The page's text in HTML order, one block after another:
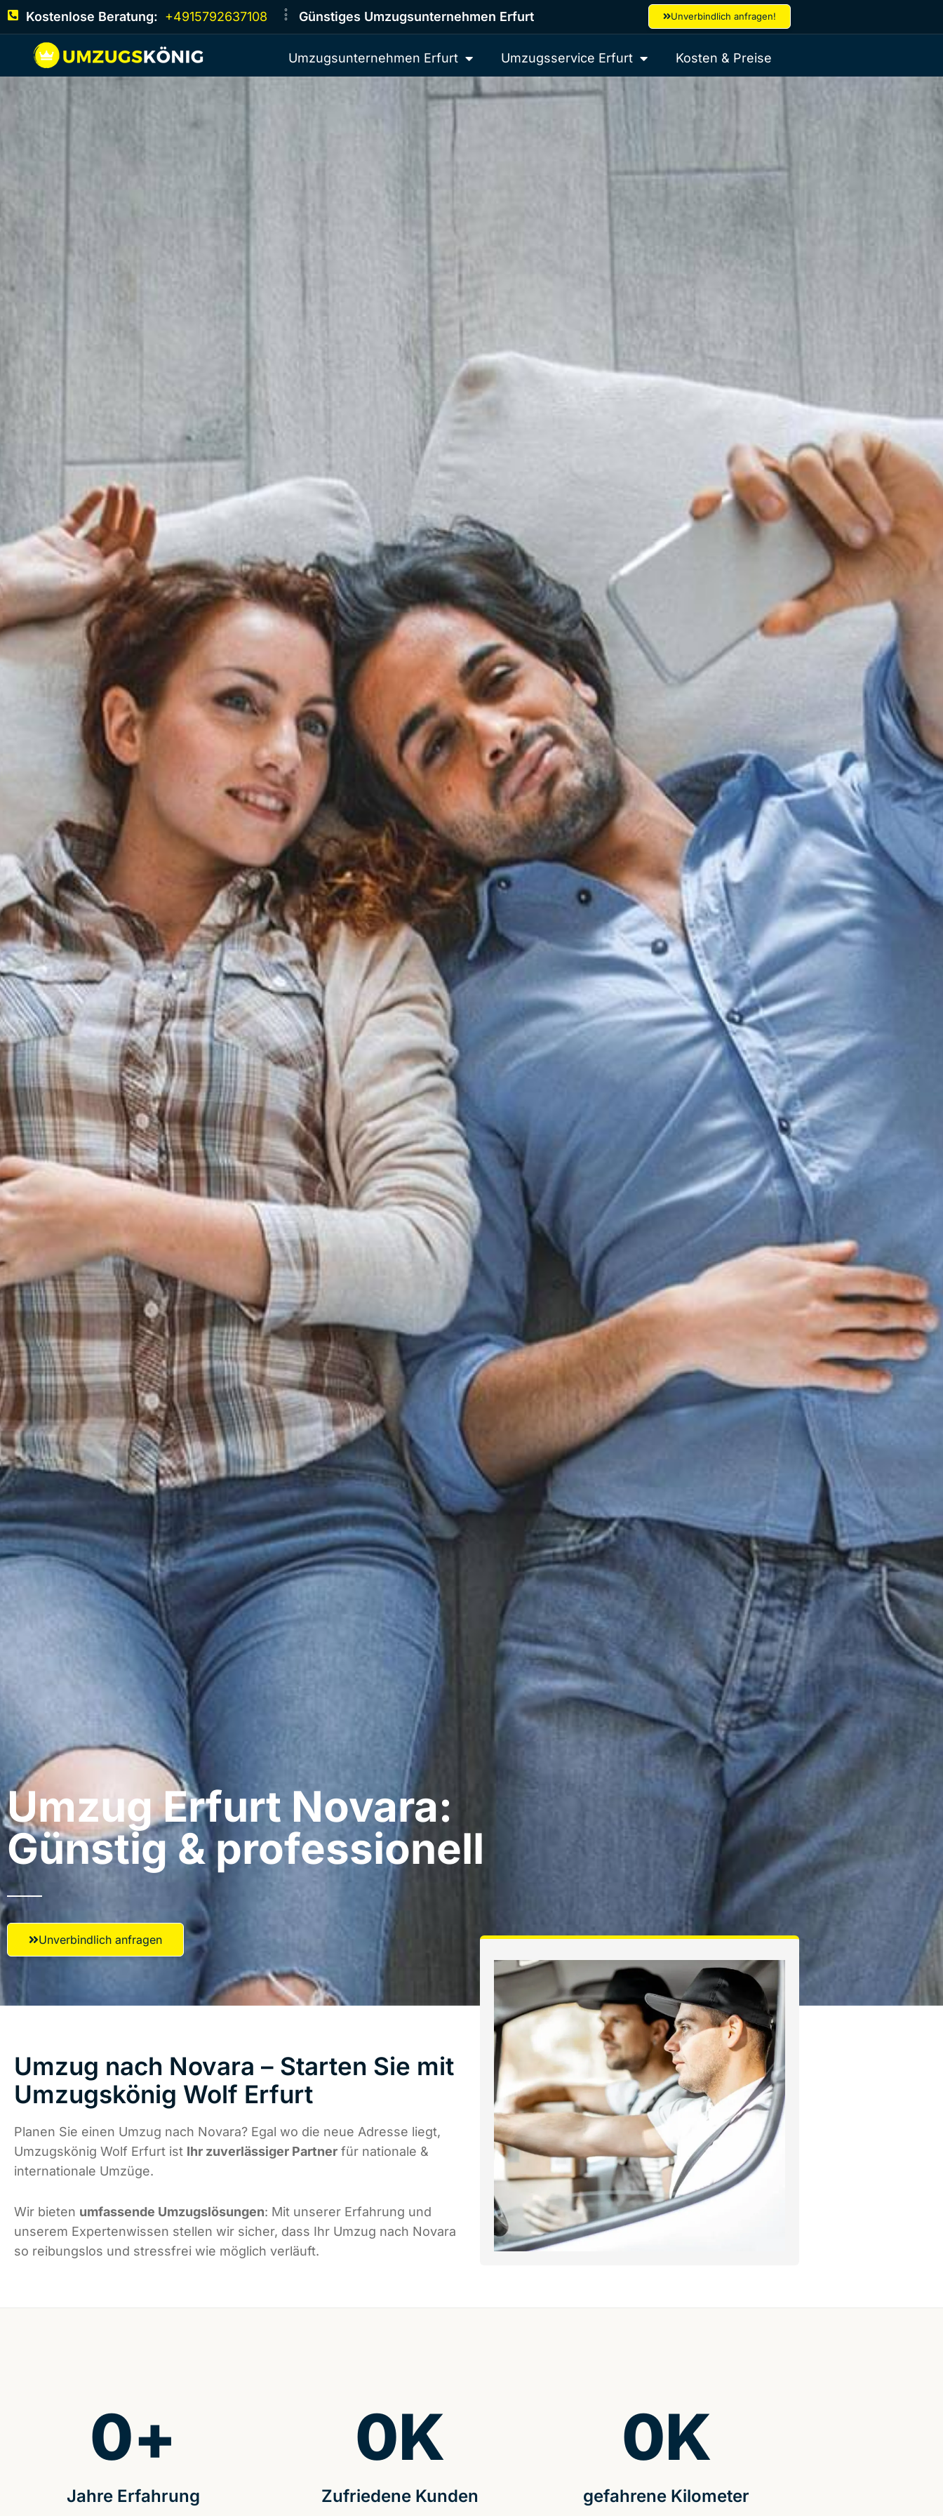
Kostenlose Beratung: +4915792637108 Günstiges Umzugsunternehmen Erfurt Unverbindlich anfragen!
Umzugsunternehmen Erfurt Umzugsservice Erfurt Kosten & Preise
Umzug Erfurt​ Novara:
Günstig & professionell​
Unverbindlich anfragen
Umzug nach Novara – Starten Sie mit
Umzugskönig Wolf Erfurt
Planen Sie einen Umzug nach Novara? Egal wo die neue Adresse liegt,
Umzugskönig Wolf Erfurt ist Ihr zuverlässiger Partner für nationale &
internationale Umzüge.
Wir bieten umfassende Umzugslösungen: Mit unserer Erfahrung und
unserem Expertenwissen stellen wir sicher, dass Ihr Umzug nach Novara
so reibungslos und stressfrei wie möglich verläuft.
Jahre Erfahrung
0+
Zufriedene Kunden
0K
gefahrene Kilometer
0K